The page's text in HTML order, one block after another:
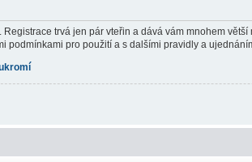
trvá jen pár vteřin a dává vám mnohem
podmínkami pro použití a s dalšími pravidly a